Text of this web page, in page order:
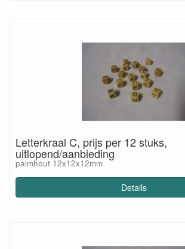
Letterkraal C, prijs per 12 stuks,
uitlopend/aanbieding
palmhout 12x12x12mm
Details